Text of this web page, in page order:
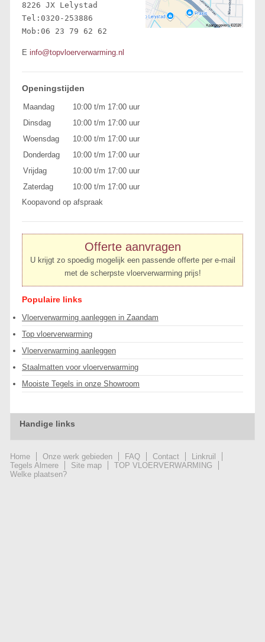
8226 JX Lelystad
Tel:0320-253886
Mob:06 23 79 62 62
E info@topvloerverwarming.nl
Openingstijden
Maandag
10:00 t/m 17:00 uur
Dinsdag
10:00 t/m 17:00 uur
Woensdag
10:00 t/m 17:00 uur
Donderdag
10:00 t/m 17:00 uur
Vrijdag
10:00 t/m 17:00 uur
Zaterdag
10:00 t/m 17:00 uur
Koopavond op afspraak
Offerte aanvragen
U krijgt zo spoedig mogelijk een passende offerte per e-mail
met de scherpste vloerverwarming prijs!
Populaire links
Vloerverwarming aanleggen in Zaandam
Top vloerverwarming
Vloerverwarming aanleggen
Staalmatten voor vloerverwarming
Mooiste Tegels in onze Showroom
Handige links
Home Onze werk gebieden FAQ Contact
Linkruil
Tegels Almere
Site map
TOP VLOERVERWARMING
Welke plaatsen?